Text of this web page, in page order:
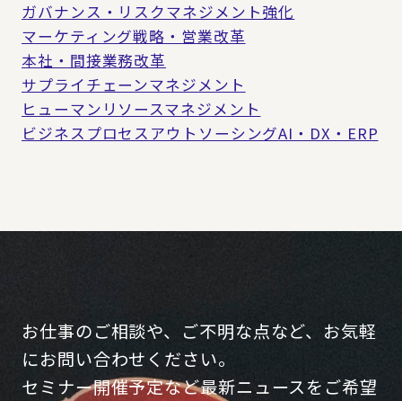
ガバナンス・リスクマネジメント強化
マーケティング戦略・営業改革
本社・間接業務改革
サプライチェーンマネジメント
ヒューマンリソースマネジメント
ビジネスプロセスアウトソーシングAI・DX・ERP
お仕事のご相談や、ご不明な点など、お気軽
にお問い合わせください。
セミナー開催予定など最新ニュースをご希望